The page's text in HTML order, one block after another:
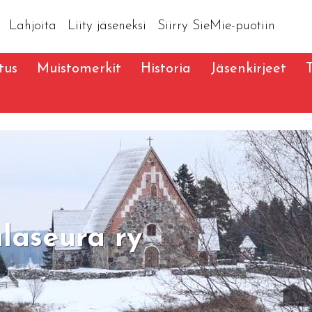
Lahjoita Liity jäseneksi Siirry SieMie-puotiin
Muistomerkit Historia Jäsenkirjeet
ry